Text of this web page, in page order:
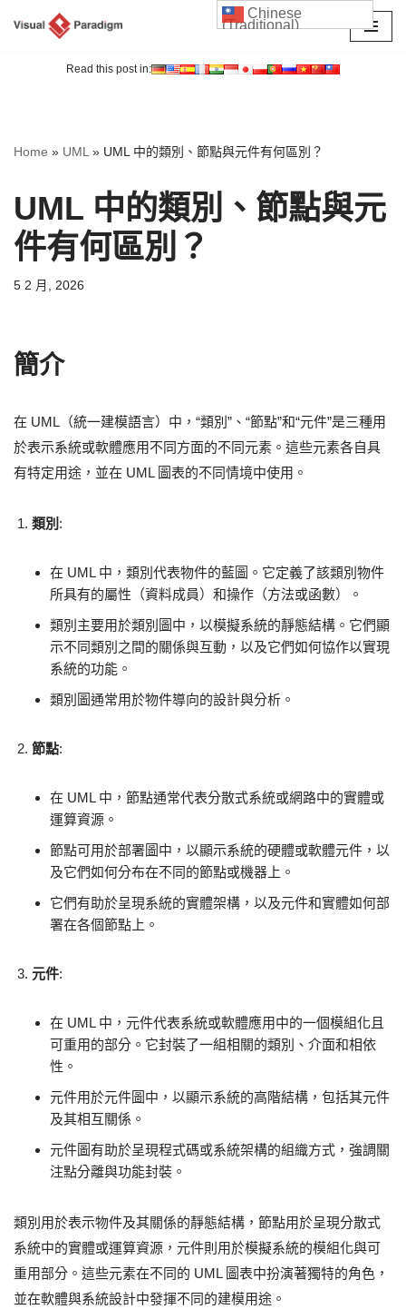
Read this post in:
Home » UML» UML 中的類別、節點與元件有何區別？
UML 中的類別、節點與元
件有何區別？
5 2 月, 2026
簡介
在 UML（統一建模語言）中，“類別”、“節點”和“元件”是三種用
於表示系統或軟體應用不同方面的不同元素。這些元素各自具
有特定用途，並在 UML 圖表的不同情境中使用。
類別 :
在 UML 中，類別代表物件的藍圖。它定義了該類別物件
所具有的屬性（資料成員）和操作（方法或函數）。
類別主要用於類別圖中，以模擬系統的靜態結構。它們顯
示不同類別之間的關係與互動，以及它們如何協作以實現
系統的功能。
類別圖通常用於物件導向的設計與分析。
節點:
在 UML 中，節點通常代表分散式系統或網路中的實體或
運算資源。
節點可用於部署圖中，以顯示系統的硬體或軟體元件，以
及它們如何分布在不同的節點或機器上。
它們有助於呈現系統的實體架構，以及元件和實體如何部
署在各個節點上。
元件:
在 UML 中，元件代表系統或軟體應用中的一個模組化且
可重用的部分。它封裝了一組相關的類別、介面和相依
性。
元件用於元件圖中，以顯示系統的高階結構，包括其元件
及其相互關係。
元件圖有助於呈現程式碼或系統架構的組織方式，強調關
注點分離與功能封裝。
類別用於表示物件及其關係的靜態結構，節點用於呈現分散式
系統中的實體或運算資源，元件則用於模擬系統的模組化與可
重用部分。這些元素在不同的 UML 圖表中扮演著獨特的角色，
並在軟體與系統設計中發揮不同的建模用途。
Chinese
(Traditional)